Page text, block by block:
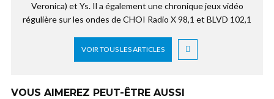
Veronica) et Ys. Il a également une chronique jeux vidéo
régulière sur les ondes de CHOI Radio X 98,1 et BLVD 102,1
VOIR TOUS LES ARTICLES
VOUS AIMEREZ PEUT-ÊTRE AUSSI